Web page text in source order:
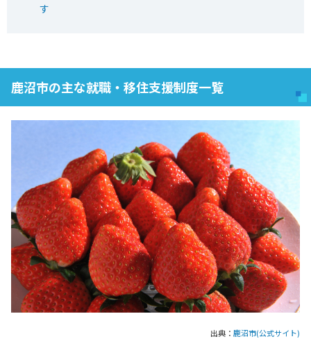
す
鹿沼市の主な就職・移住支援制度一覧
出典： 鹿沼市(公式サイト)